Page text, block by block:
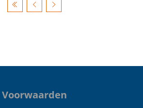
Voorwaarden